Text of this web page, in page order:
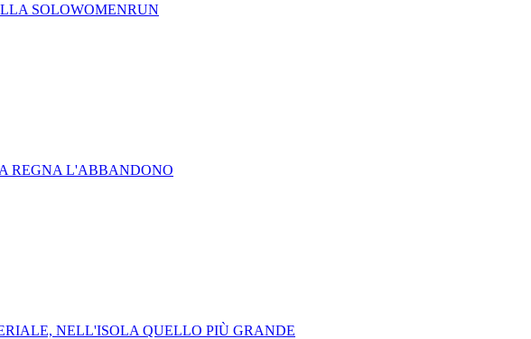
SOLOWOMENRUN
REGNA L'ABBANDONO
NELL'ISOLA QUELLO PIÙ GRANDE